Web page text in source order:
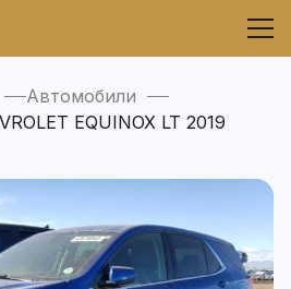
Автомобили
EQUINOX LT 2019